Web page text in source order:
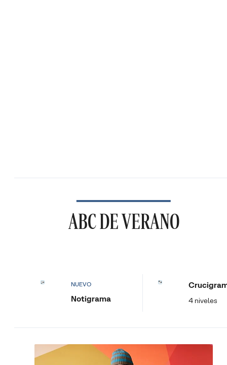
ABC DE VERANO
NUEVO
Notigrama 4 niveles